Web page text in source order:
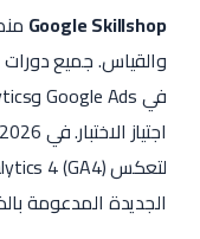
Google Skillshop
الجديدة المدعومة